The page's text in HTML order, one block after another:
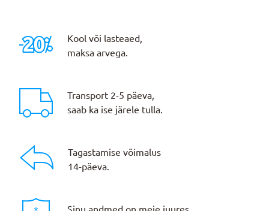
Kool või lasteaed,
maksa arvega.
Transport 2-5 päeva,
saab ka ise järele tulla.
Tagastamise võimalus
14-päeva.